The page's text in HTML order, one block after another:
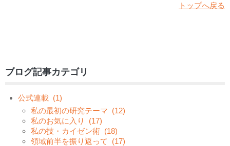
トップへ戻る
ブログ記事カテゴリ
公式連載 (1)
私の最初の研究テーマ (12)
私のお気に入り
(17)
私の技・カイゼン術 (18)
領域前半を振り返って
(17)